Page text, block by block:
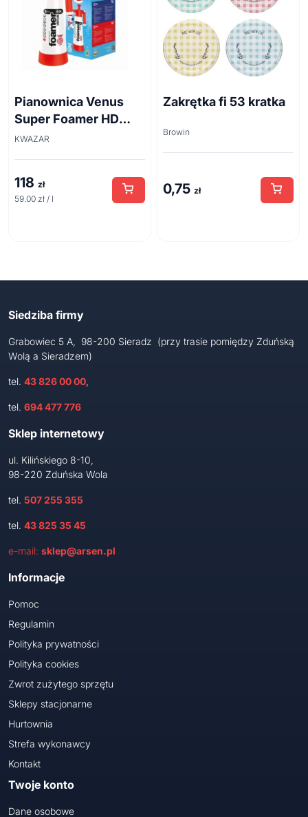
Pianownica Venus
Super Foamer HD
acid line 2L
KWAZAR
118 zł
59.00 zł / l
Zakrętka fi 53 kratka
Browin
0,75 zł
Siedziba firmy
Grabowiec 5 A, 98-200 Sieradz (przy trasie pomiędzy Zduńską
Wolą a Sieradzem)
tel. 43 826 00 00,
tel. 694 477 776
Sklep internetowy
ul. Kilińskiego 8-10,
98-220 Zduńska Wola
tel. 507 255 355
tel. 43 825 35 45
e-mail: sklep@arsen.pl
Informacje
Pomoc
Regulamin
Polityka prywatności
Polityka cookies
Zwrot zużytego sprzętu
Sklepy stacjonarne
Hurtownia
Strefa wykonawcy
Kontakt
Twoje konto
Dane osobowe